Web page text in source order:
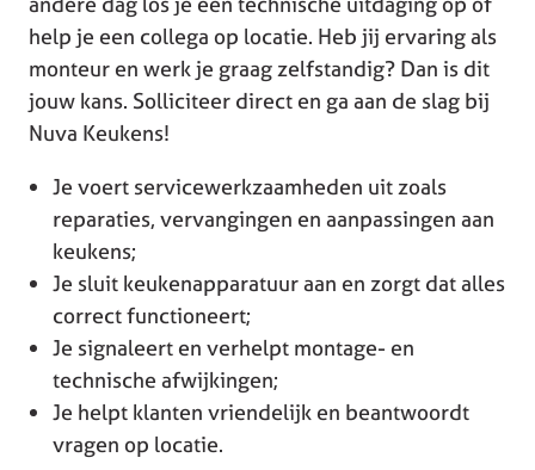
help je een collega op locatie. Heb jij ervaring als
monteur en werk je graag zelfstandig? Dan is dit
jouw kans. Solliciteer direct en ga aan de slag bij
Nuva Keukens!
Je voert servicewerkzaamheden uit zoals
reparaties, vervangingen en aanpassingen aan
keukens;
Je sluit keukenapparatuur aan en zorgt dat alles
correct functioneert;
Je signaleert en verhelpt montage- en
technische afwijkingen;
Je helpt klanten vriendelijk en beantwoordt
vragen op locatie.